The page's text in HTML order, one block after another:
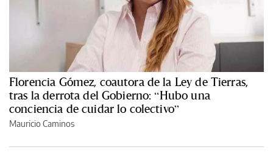
Florencia Gómez, coautora de la Ley de Tierras,
tras la derrota del Gobierno: “Hubo una
conciencia de cuidar lo colectivo”
Mauricio Caminos